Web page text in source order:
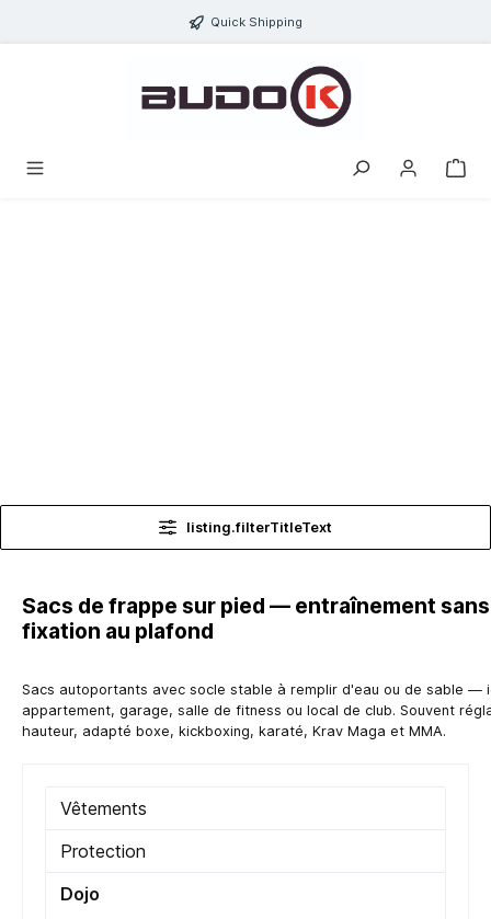
Quick Shipping
listing.filterTitleText
Sacs de frappe sur pied — entraînement sans
fixation au plafond
Sacs autoportants avec socle stable à remplir d'eau ou de sable —
appartement, garage, salle de fitness ou local de club. Souvent
hauteur, adapté boxe, kickboxing, karaté, Krav Maga et MMA.
Vêtements
Protection
Dojo